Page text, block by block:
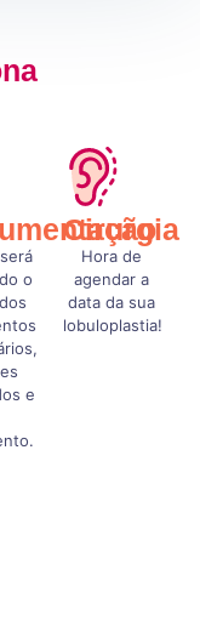
o
e
Cirurgia
Hora de
agendar a
data da sua
lobuloplastia!